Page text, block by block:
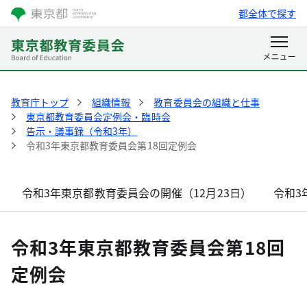
都全体で探す
教育庁トップ 組織情報
教育委員会の組織と仕事
東京都教育委員会定例会・臨時会
告示・議事録（令和3年）
令和3年東京都教育委員会第18回定例会
令和3年東京都教育委員会の開催（12月23日） 令和3
令和3年東京都教育委員会第18回
定例会